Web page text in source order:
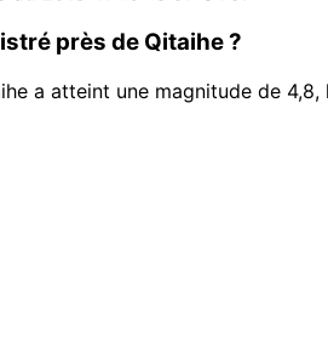
près de Qitaihe ?
a atteint une magnitude de 4,8,